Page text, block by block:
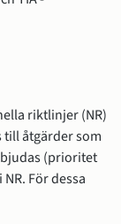
riktlinjer (NR)
till åtgärder som
(prioritet
För dessa